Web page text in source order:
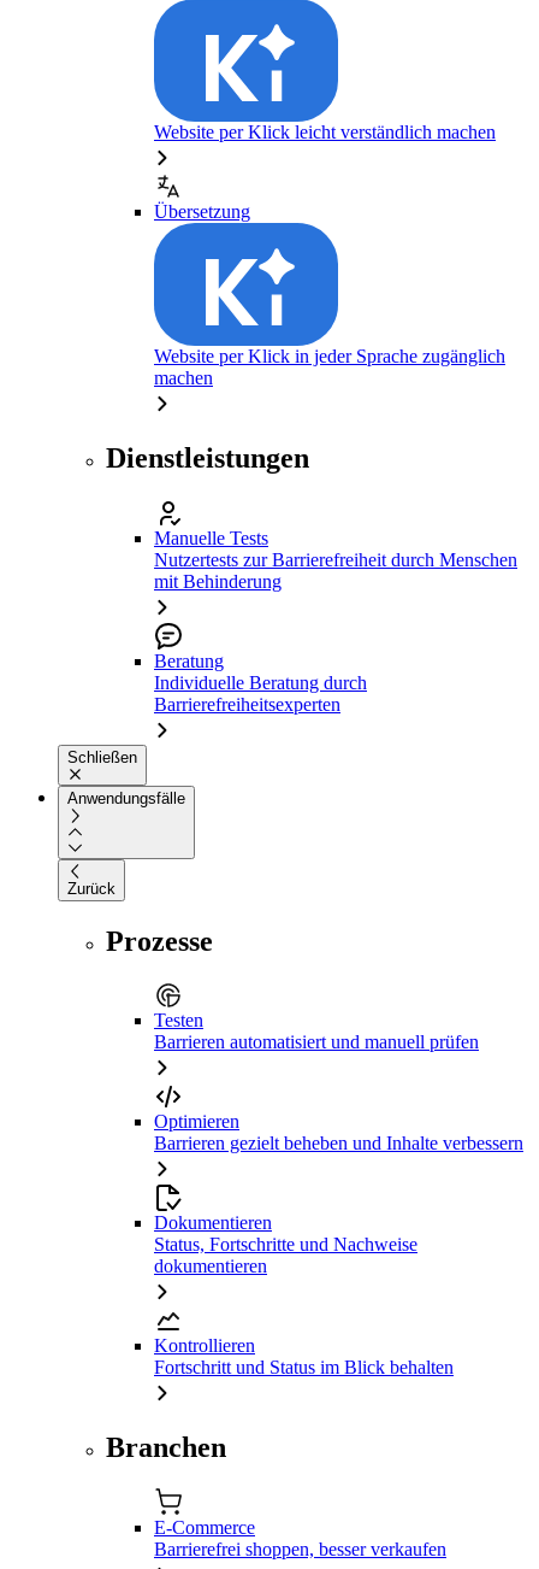
Website per Klick leicht verständlich machen
Übersetzung
Website per Klick in jeder Sprache zugänglich
machen
Dienstleistungen
Manuelle Tests
Nutzertests zur Barrierefreiheit durch Menschen
mit Behinderung
Beratung
Individuelle Beratung durch
Barrierefreiheitsexperten
Schließen
Anwendungsfälle
Zurück
Prozesse
Testen
Barrieren automatisiert und manuell prüfen
Optimieren
Barrieren gezielt beheben und Inhalte verbessern
Dokumentieren
Status, Fortschritte und Nachweise
dokumentieren
Kontrollieren
Fortschritt und Status im Blick behalten
Branchen
E-Commerce
Barrierefrei shoppen, besser verkaufen